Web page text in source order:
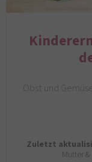
Obst und
Zuletzt
Mutter